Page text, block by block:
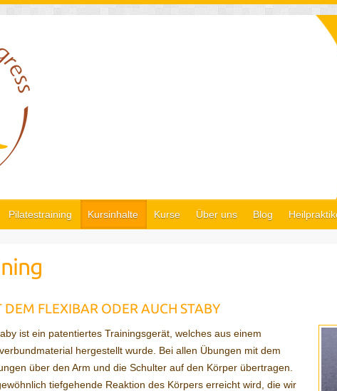
Pilatestraining Kursinhalte Kurse Über uns Blog
FLEXIBAR ODER AUCH STABY
ist ein patentiertes Trainingsgerät, welches aus einem
hergestellt wurde. Bei allen Übungen mit dem
über den Arm und die Schulter auf den Körper übertragen.
tiefgehende Reaktion des Körpers erreicht wird, die wir